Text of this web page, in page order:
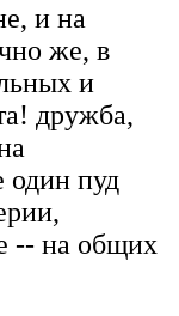
и на
же, в
и
дружба,
один пуд
-- на общих